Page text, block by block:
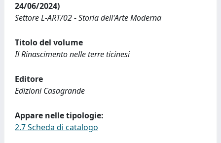
24/06/2024)
Settore L-ART/02 - Storia dell'Arte Moderna
Titolo del volume
Il Rinascimento nelle terre ticinesi
Editore
Edizioni Casagrande
Appare nelle tipologie:
2.7 Scheda di catalogo